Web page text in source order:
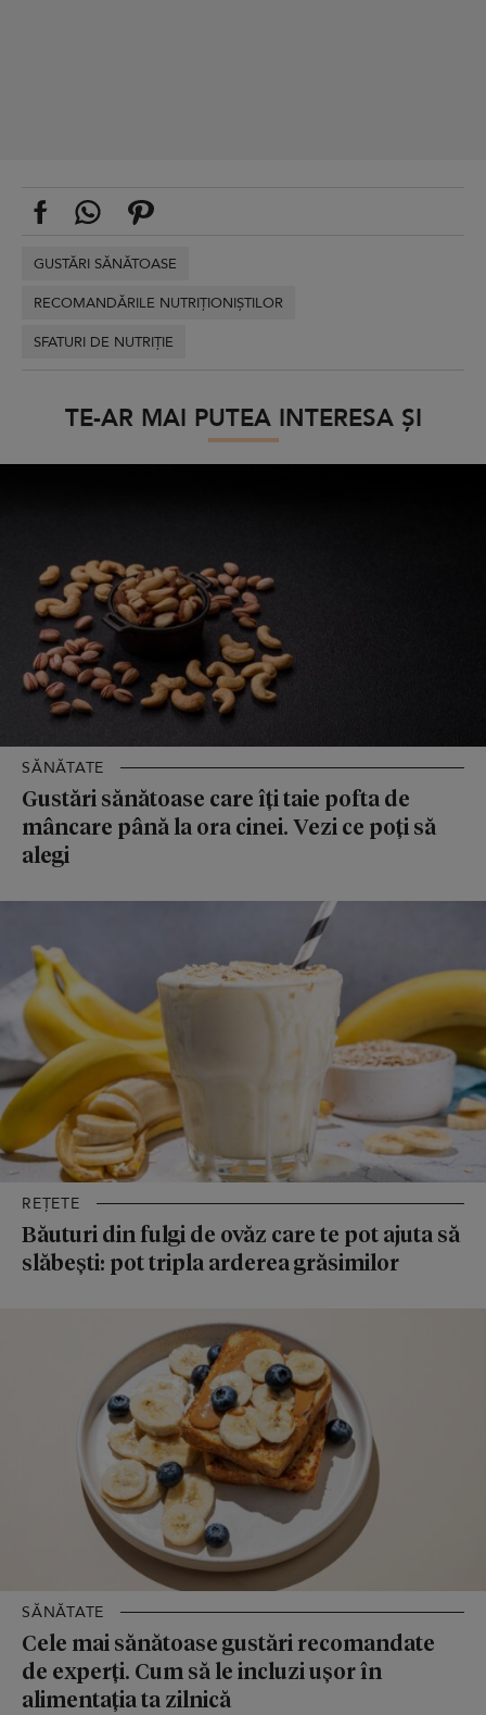
GUSTĂRI SĂNĂTOASE
RECOMANDĂRILE NUTRIȚIONIȘTILOR
SFATURI DE NUTRIȚIE
TE-AR MAI PUTEA INTERESA ȘI
SĂNĂTATE
Gustări sănătoase care îți taie pofta de
mâncare până la ora cinei. Vezi ce poți să
alegi
REȚETE
Băuturi din fulgi de ovăz care te pot ajuta să
slăbești: pot tripla arderea grăsimilor
SĂNĂTATE
Cele mai sănătoase gustări recomandate
de experți. Cum să le incluzi ușor în
alimentația ta zilnică